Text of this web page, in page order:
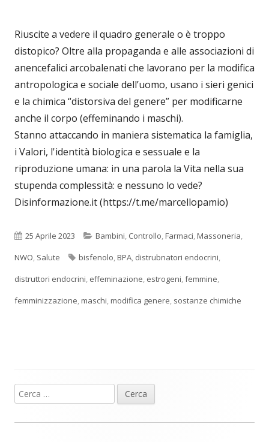
Riuscite a vedere il quadro generale o è troppo
distopico? Oltre alla propaganda e alle associazioni di
anencefalici arcobalenati che lavorano per la modifica
antropologica e sociale dell’uomo, usano i sieri genici
e la chimica “distorsiva del genere” per modificarne
anche il corpo (effeminando i maschi).
Stanno attaccando in maniera sistematica la famiglia,
i Valori, l'identità biologica e sessuale e la
riproduzione umana: in una parola la Vita nella sua
stupenda complessità: e nessuno lo vede?
Disinformazione.it (https://t.me/marcellopamio)
Pubblicato
25 Aprile 2023 Categorie
Bambini, Controllo,Farmaci,Massoneria,
NWO, Salute Tag
bisfenolo,BPA, distrubnatori endocrini,
distruttori endocrini, effeminazione, estrogeni,femmine,
femminizzazione,maschi,modifica genere, sostanze chimiche
Barra
laterale
Ricerca
per: